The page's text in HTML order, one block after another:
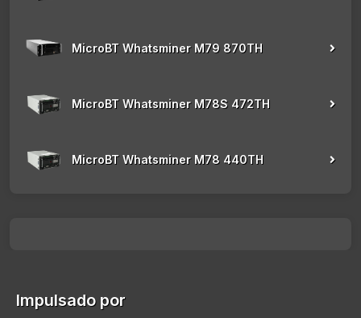
MicroBT Whatsminer M79 870TH
MicroBT Whatsminer M78S 472TH
MicroBT Whatsminer M78 440TH
Impulsado por